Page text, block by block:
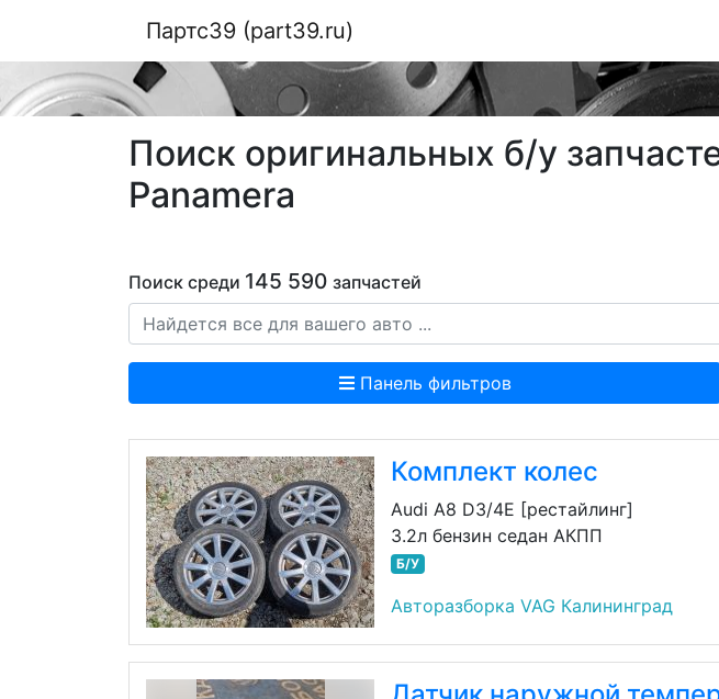
Партс39 (part39.ru)
Поиск оригинальных б/у
Panamera
Поиск среди 145 590 запчастей
Панель фильтров
Комплект колес
Audi A8 D3/4E [рестайлинг]
3.2л бензин седан АКПП
Б/У
Авторазборка VAG Калининград